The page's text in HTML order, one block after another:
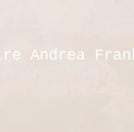
Andrea